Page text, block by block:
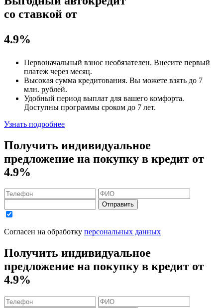
со ставкой от
4.9%
Первоначальный взнос необязателен. Внесите первый
платеж через месяц.
Высокая сумма кредитования. Вы можете взять до 7
млн. рублей.
Удобный период выплат для вашего комфорта.
Доступны программы сроком до 7 лет.
Узнать подробнее
Получить индивидуальное
предложение на покупку в кредит от
4.9%
Отправить
Согласен на обработку персональных данных
Получить индивидуальное
предложение на покупку в кредит от
4.9%